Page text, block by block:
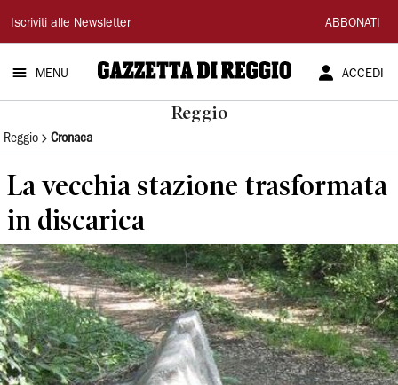
Gazzetta
di
Reggio
Iscriviti alle Newsletter ABBONATI
MENU ACCEDI
Reggio
Reggio Cronaca
La vecchia stazione trasformata
in discarica